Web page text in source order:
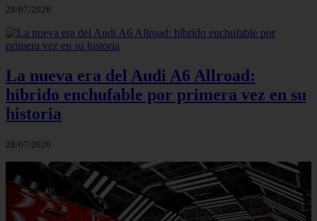
28/07/2026
La nueva era del Audi A6 Allroad:
híbrido enchufable por primera vez en su
historia
28/07/2026